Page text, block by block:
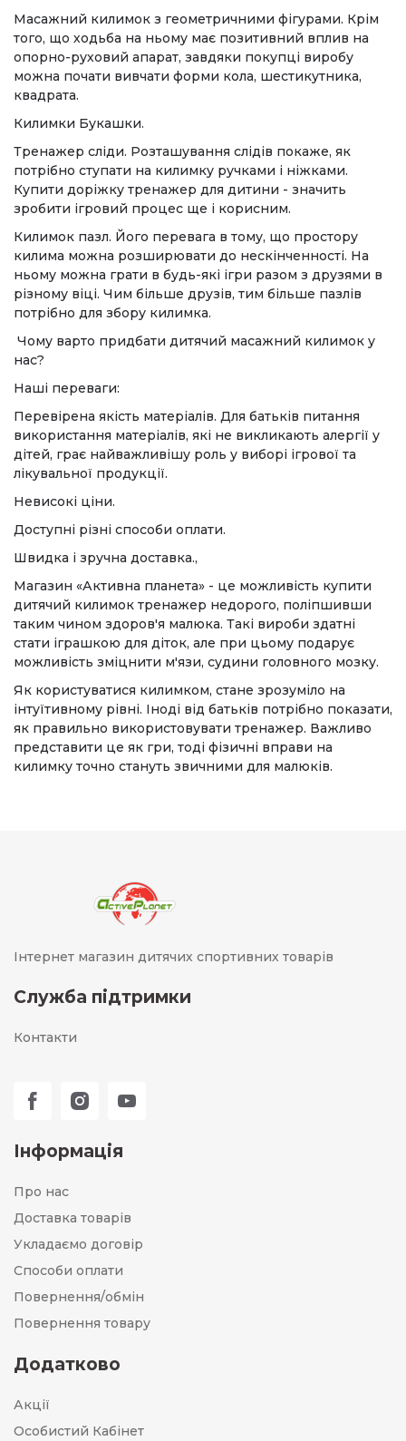
Масажний килимок з геометричними фігурами. Крім
того, що ходьба на ньому має позитивний вплив на
опорно-руховий апарат, завдяки покупці виробу
можна почати вивчати форми кола, шестикутника,
квадрата.
Килимки Букашки.
Тренажер сліди. Розташування слідів покаже, як
потрібно ступати на килимку ручками і ніжками.
Купити доріжку тренажер для дитини - значить
зробити ігровий процес ще і корисним.
Килимок пазл. Його перевага в тому, що простору
килима можна розширювати до нескінченності. На
ньому можна грати в будь-які ігри разом з друзями в
різному віці. Чим більше друзів, тим більше пазлів
потрібно для збору килимка.
Чому варто придбати дитячий масажний килимок у
нас?
Наші переваги:
Перевірена якість матеріалів. Для батьків питання
використання матеріалів, які не викликають алергії у
дітей, грає найважливішу роль у виборі ігрової та
лікувальної продукції.
Невисокі ціни.
Доступні різні способи оплати.
Швидка і зручна доставка.,
Магазин «Активна планета» - це можливість купити
дитячий килимок тренажер недорого, поліпшивши
таким чином здоров'я малюка. Такі вироби здатні
стати іграшкою для діток, але при цьому подарує
можливість зміцнити м'язи, судини головного мозку.
Як користуватися килимком, стане зрозуміло на
інтуїтивному рівні. Іноді від батьків потрібно показати,
як правильно використовувати тренажер. Важливо
представити це як гри, тоді фізичні вправи на
килимку точно стануть звичними для малюків.
Інтернет магазин дитячих спортивних товарів
Служба підтримки
Контакти
Інформація
Про нас
Доставка товарів
Укладаємо договір
Способи оплати
Повернення/обмін
Повернення товару
Додатково
Акції
Особистий Кабінет